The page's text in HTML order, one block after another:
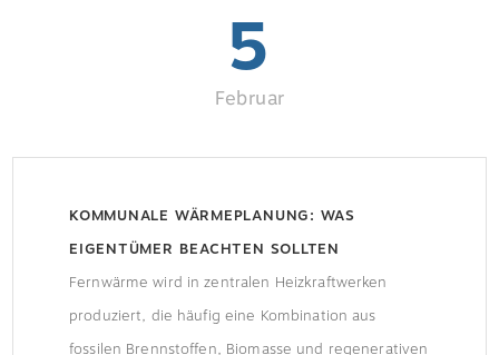
5
Februar
KOMMUNALE WÄRMEPLANUNG: WAS
EIGENTÜMER BEACHTEN SOLLTEN
Fernwärme wird in zentralen Heizkraftwerken
produziert, die häufig eine Kombination aus
fossilen Brennstoffen, Biomasse und regenerativen